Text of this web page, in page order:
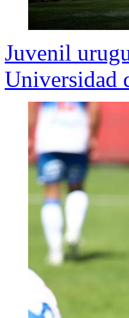
Juvenil
Universidad